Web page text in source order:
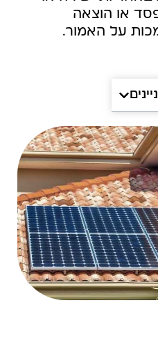
או הוצאה
על האמור.